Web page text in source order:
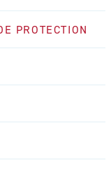
PROTECTION